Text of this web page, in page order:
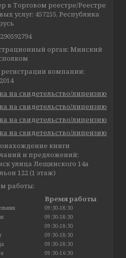
в Торговом реестре/Реестре
услуг: 457255, Республика
орган: Минский
компании:
на свидетельство/лицензию
на свидетельство/лицензию
на свидетельство/лицензию
на свидетельство/лицензию
книги
и предложений:
улица Лещинского 14а
122 (1 этаж)
работы:
Время работы
09:30-18:30
09:30-18:30
09:30-18:30
09:30-18:30
09:30-18:30
09:30-16:30